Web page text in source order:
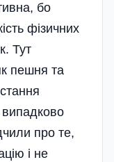
бо
фізичних
Тут
пешня та
про те,
і не